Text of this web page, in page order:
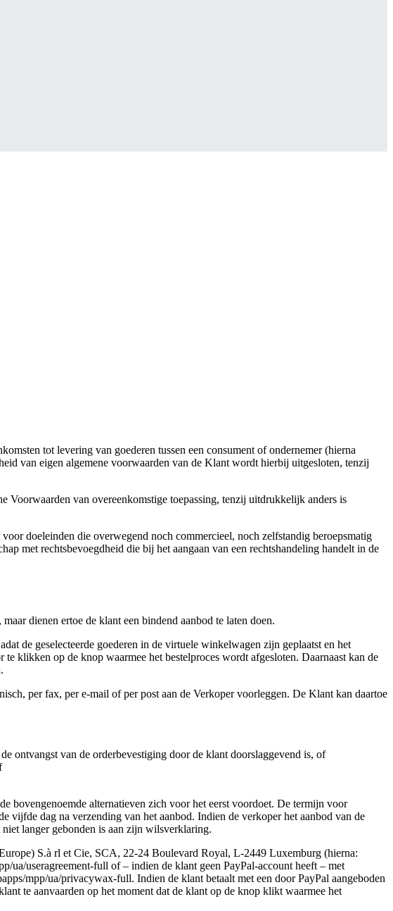
tot levering van goederen tussen een consument of ondernemer (hierna
van eigen algemene voorwaarden van de Klant wordt hierbij uitgesloten, tenzij
Voorwaarden van overeenkomstige toepassing, tenzij uitdrukkelijk anders is
doeleinden die overwegend noch commercieel, noch zelfstandig beroepsmatig
met rechtsbevoegdheid die bij het aangaan van een rechtshandeling handelt in de
dienen ertoe de klant een bindend aanbod te laten doen.
de geselecteerde goederen in de virtuele winkelwagen zijn geplaatst en het
klikken op de knop waarmee het bestelproces wordt afgesloten. Daarnaast kan de
per fax, per e-mail of per post aan de Verkoper voorleggen. De Klant kan daartoe
ontvangst van de orderbevestiging door de klant doorslaggevend is, of
bovengenoemde alternatieven zich voor het eerst voordoet. De termijn voor
vijfde dag na verzending van het aanbod. Indien de verkoper het aanbod van de
langer gebonden is aan zijn wilsverklaring.
S.à rl et Cie, SCA, 22-24 Boulevard Royal, L-2449 Luxemburg (hierna:
ua/useragreement-full of – indien de klant geen PayPal-account heeft – met
mpp/ua/privacywax-full. Indien de klant betaalt met een door PayPal aangeboden
te aanvaarden op het moment dat de klant op de knop klikt waarmee het